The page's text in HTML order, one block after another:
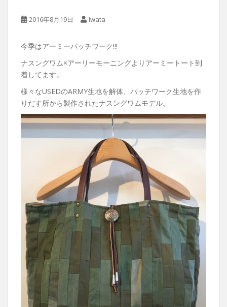
2016年8月19日 Iwata
今季はアーミーパッチワーク!!!
ナスングワム×アーリーモーニングよりアーミートート到
着してます。
様々なUSEDのARMY生地を解体、パッチワーク生地を作
りだす所から製作されたナスングワムモデル。